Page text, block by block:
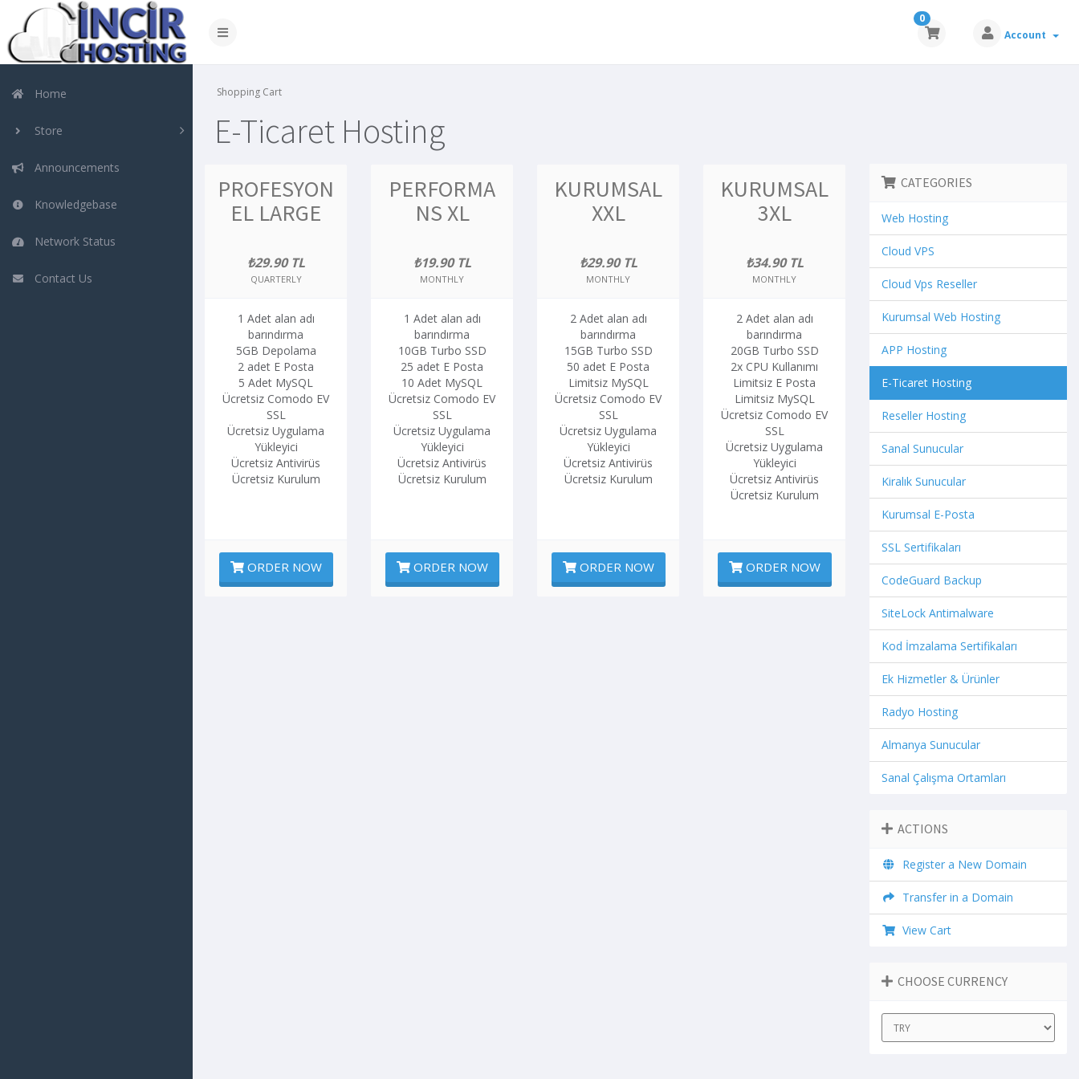
0
Account
Home
Store
Announcements
Knowledgebase
Network Status
Contact Us
Shopping Cart
E-Ticaret Hosting
PROFESYON
EL LARGE
₺29.90 TL
QUARTERLY
1 Adet alan adı
barındırma
5GB Depolama
2 adet E Posta
5 Adet MySQL
Ücretsiz Comodo EV
SSL
Ücretsiz Uygulama
Yükleyici
Ücretsiz Antivirüs
Ücretsiz Kurulum
ORDER NOW
PERFORMA
NS XL
₺19.90 TL
MONTHLY
1 Adet alan adı
barındırma
10GB Turbo SSD
25 adet E Posta
10 Adet MySQL
Ücretsiz Comodo EV
SSL
Ücretsiz Uygulama
Yükleyici
Ücretsiz Antivirüs
Ücretsiz Kurulum
ORDER NOW
KURUMSAL
XXL
₺29.90 TL
MONTHLY
2 Adet alan adı
barındırma
15GB Turbo SSD
50 adet E Posta
Limitsiz MySQL
Ücretsiz Comodo EV
SSL
Ücretsiz Uygulama
Yükleyici
Ücretsiz Antivirüs
Ücretsiz Kurulum
ORDER NOW
KURUMSAL
3XL
₺34.90 TL
MONTHLY
2 Adet alan adı
barındırma
20GB Turbo SSD
2x CPU Kullanımı
Limitsiz E Posta
Limitsiz MySQL
Ücretsiz Comodo EV
SSL
Ücretsiz Uygulama
Yükleyici
Ücretsiz Antivirüs
Ücretsiz Kurulum
ORDER NOW
CATEGORIES
Web Hosting
Cloud VPS
Cloud Vps Reseller
Kurumsal Web Hosting
APP Hosting
E-Ticaret Hosting
Reseller Hosting
Sanal Sunucular
Kiralık Sunucular
Kurumsal E-Posta
SSL Sertifikaları
CodeGuard Backup
SiteLock Antimalware
Kod İmzalama Sertifikaları
Ek Hizmetler & Ürünler
Radyo Hosting
Almanya Sunucular
Sanal Çalışma Ortamları
ACTIONS
Register a New Domain
Transfer in a Domain
View Cart
CHOOSE CURRENCY